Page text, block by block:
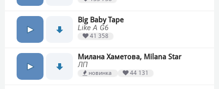
Big Baby Tape
Like A G6
41 358
Милана Хаметова, Milana Star
ЛП
новинка 44 131